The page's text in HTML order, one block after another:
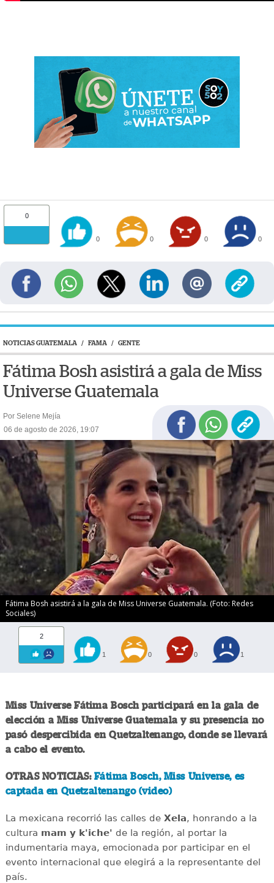
0
0 0 0 0
NOTICIAS GUATEMALA / FAMA / GENTE
Fátima Bosh asistirá a gala de Miss
Universe Guatemala
Por Selene Mejía
06 de agosto de 2026, 19:07
Fátima Bosh asistirá a la gala de Miss Universe Guatemala. (Foto: Redes
Sociales)
2
1 0 0 1
Miss Universe Fátima Bosch participará en la gala de
elección a Miss Universe Guatemala y su presencia no
pasó despercibida en Quetzaltenango, donde se llevará
a cabo el evento.
OTRAS NOTICIAS: Fátima Bosch, Miss Universe, es
captada en Quetzaltenango (video)
La mexicana recorrió las calles deXela, honrando a la
cultura mam y k'iche' de la región, al portar la
indumentaria maya, emocionada por participar en el
evento internacional que elegirá a la representante del
país.